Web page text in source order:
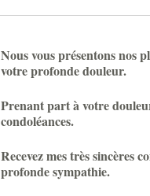
Nous vous présentons nos
votre profonde douleur.
Prenant part à votre
condoléances.
Recevez mes très sincères
profonde sympathie.